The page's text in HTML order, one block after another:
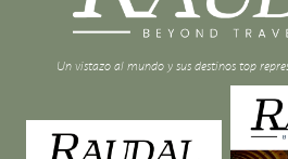
Un vistazo al mundo y sus destinos top